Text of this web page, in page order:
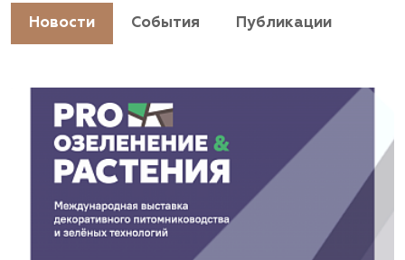
Новости События Публикации